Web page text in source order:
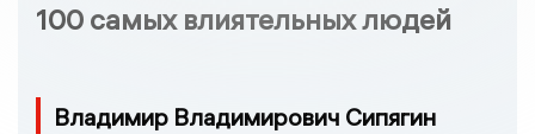
100 самых влиятельных людей
Владимир Владимирович Сипягин